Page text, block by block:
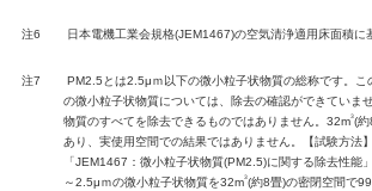
注6 日本電機工業会規格(JEM1467)の空気清浄適用床面積に
注7
PM2.5とは2.5μｍ以下の微小粒子状物質の総称です。
の微小粒子状物質については、除去の確認ができていま
物質のすべてを除去できるものではありません。32m3(約
あり、実使用空間での結果ではありません。【試験方法
「JEM1467：微小粒子状物質(PM2.5)に関する除去性能
～2.5μｍの微小粒子状物質を32m3(約8畳)の密閉空間で